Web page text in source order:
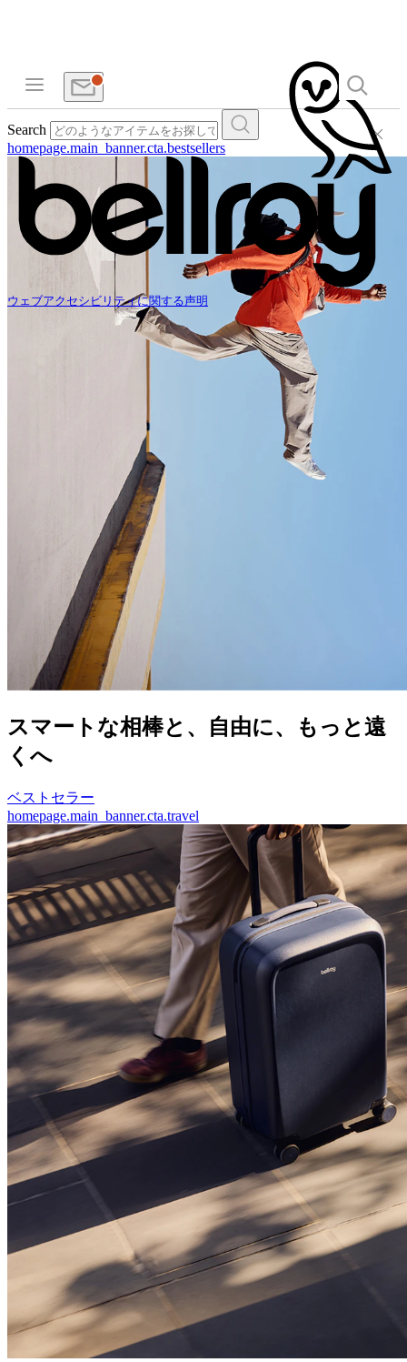
ウェブアクセシビリティに関する声明
Search
homepage.main_banner.cta.bestsellers
スマートな相棒と、 自由に、
もっと遠
くへ
ベストセラー
homepage.main_banner.cta.travel